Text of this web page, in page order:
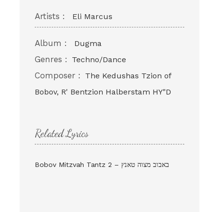
Artists : Eli Marcus
Album : Dugma
Genres : Techno/Dance
Composer :
The Kedushas Tzion of
Bobov, R' Bentzion Halberstam HY"D
Related Lyrics
Bobov Mitzvah Tantz 2 – באבוב מצוה טאנץ